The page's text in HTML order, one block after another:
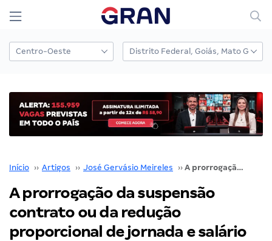
Início ›› Artigos ›› José Gervásio Meireles ›› A prorrogação da suspensão contrato ou da redução proporcional de jornada e salário sem renda emergencial?
A prorrogação da suspensão
contrato ou da redução
proporcional de jornada e salário